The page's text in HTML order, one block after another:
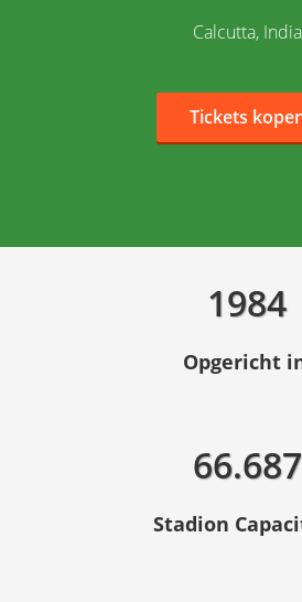
Calcutta, India
Tickets
1984
Opgericht
66.687
Stadion